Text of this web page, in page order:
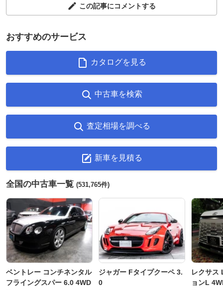
この記事にコメントする
おすすめのサービス
カタログを見る
中古車を検索
査定相場を調べる
新車を見積る
全国の中古車一覧 (531,765件)
ベントレー コンチネンタル
フライングスパー 6.0 4WD
ジャガー Fタイプクーペ 3.
0
レクサス
ョンL